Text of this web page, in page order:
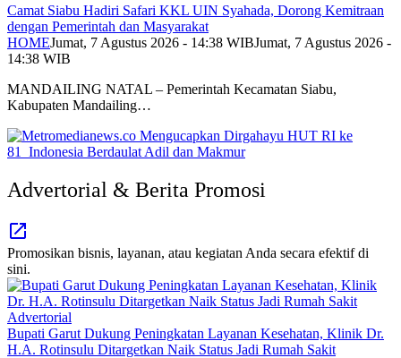
Camat Siabu Hadiri Safari KKL UIN Syahada, Dorong Kemitraan
dengan Pemerintah dan Masyarakat
HOMEJumat, 7 Agustus 2026 - 14:38 WIBJumat, 7 Agustus 2026 -
14:38 WIB
MANDAILING NATAL – Pemerintah Kecamatan Siabu,
Kabupaten Mandailing…
Advertorial & Berita Promosi
Promosikan bisnis, layanan, atau kegiatan Anda secara efektif di
sini.
Advertorial
Bupati Garut Dukung Peningkatan Layanan Kesehatan, Klinik Dr.
H.A. Rotinsulu Ditargetkan Naik Status Jadi Rumah Sakit